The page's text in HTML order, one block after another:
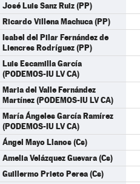
José Luis Sanz Ruiz (PP)
Ricardo Villena Machuca (PP)
Isabel del Pilar Fernández de
Liencres Rodríguez (PP)
Luis Escamilla García
(PODEMOS-IU LV CA)
Maria del Valle Fernández
Martínez (PODEMOS-IU LV CA)
María Ángeles García Ramírez
(PODEMOS-IU LV CA)
Ángel Mayo Llanos (Cs)
Amelia Velázquez Guevara (Cs)
Guillermo Prieto Perea (Cs)